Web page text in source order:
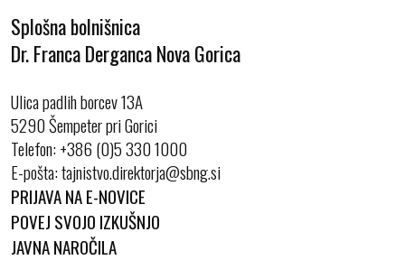
Splošna bolnišnica
Dr. Franca Derganca Nova Gorica
Ulica padlih borcev 13A
5290 Šempeter pri Gorici
Telefon:+386 (0)5 330 1000
E-pošta:
PRIJAVA NA E-NOVICE
POVEJ SVOJO IZKUŠNJO
JAVNA NAROČILA